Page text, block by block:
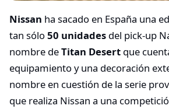
Nissan ha sacado en España una
tan sólo50 unidades del pick-up
nombre deTitan Desert que
equipamiento y una decoración
nombre en cuestión de la serie
que realiza Nissan a una